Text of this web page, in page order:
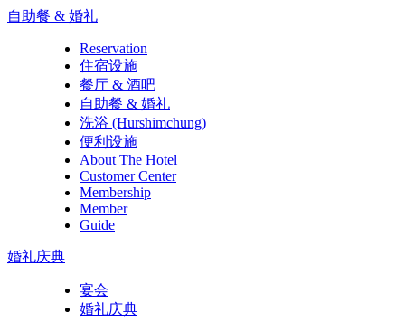
自助餐 & 婚礼
Reservation
住宿设施
餐厅 & 酒吧
自助餐 & 婚礼
洗浴 (Hurshimchung)
便利设施
About The Hotel
Customer Center
Membership
Member
Guide
婚礼庆典
宴会
婚礼庆典